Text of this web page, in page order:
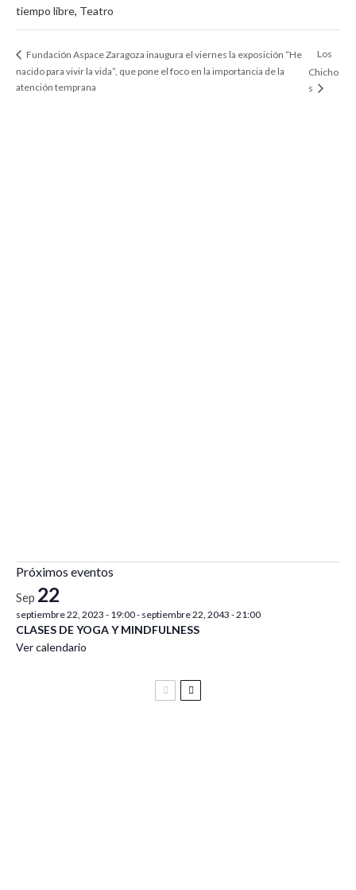
tiempo libre, Teatro
Fundación Aspace Zaragoza inaugura el viernes la exposición “He
nacido para vivir la vida”, que pone el foco en la importancia de la
atención temprana
Los
Chicho
s
Próximos eventos
Sep 22
septiembre 22, 2023 - 19:00- septiembre 22, 2043 - 21:00
CLASES DE YOGA Y MINDFULNESS
Ver calendario